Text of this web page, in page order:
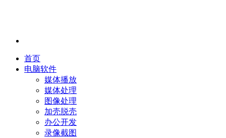
首页
电脑软件
媒体播放
媒体处理
图像处理
加壳脱壳
办公开发
录像截图